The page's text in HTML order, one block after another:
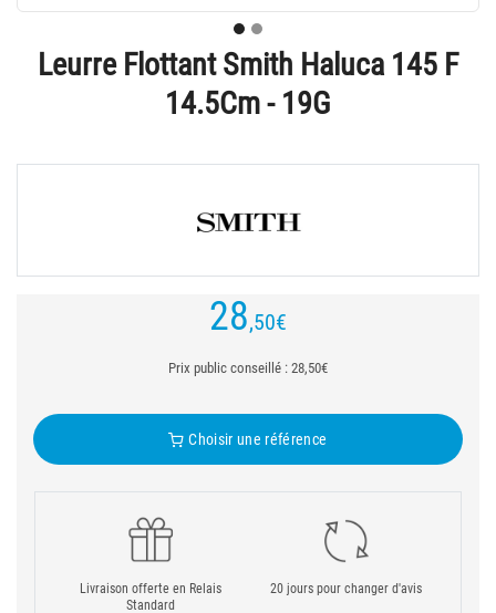
Leurre Flottant Smith Haluca 145 F
14.5Cm - 19G
28,50€
Prix public conseillé : 28,50€
Choisir une référence
Livraison offerte en Relais
Standard
20 jours pour changer d'avis